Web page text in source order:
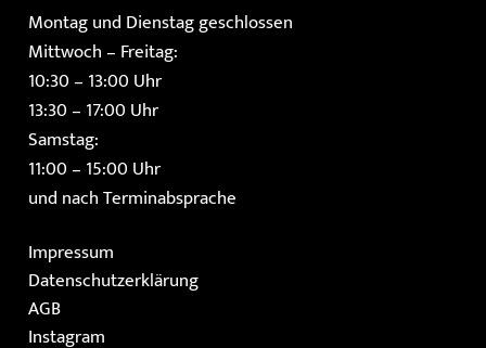
Montag und Dienstag geschlossen
Mittwoch – Freitag:
10:30 – 13:00 Uhr
13:30 – 17:00 Uhr
Samstag:
11:00 – 15:00 Uhr
und nach Terminabsprache
Impressum
Datenschutzerklärung
AGB
Instagram